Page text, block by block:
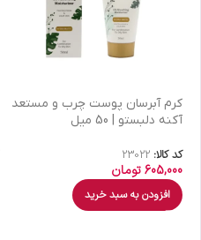
كرم آبرسان پوست چرب و مستعد
آکنه دلبستو | 50 میل
کد کالا: 23022
605,000تومان
افزودن به سبد خرید